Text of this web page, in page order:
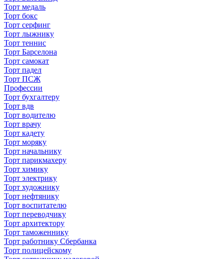
Торт медаль
Торт бокс
Торт серфинг
Торт лыжнику
Торт теннис
Торт Барселона
Торт самокат
Торт падел
Торт ПСЖ
Профессии
Торт бухгалтеру
Торт вдв
Торт водителю
Торт врачу
Торт кадету
Торт моряку
Торт начальнику
Торт парикмахеру
Торт химику
Торт электрику
Торт художнику
Торт нефтянику
Торт воспитателю
Торт переводчику
Торт архитектору
Торт таможеннику
Торт работнику Сбербанка
Торт полицейскому